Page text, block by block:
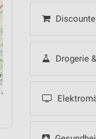
Drogerie